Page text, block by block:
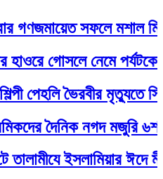
গণজমায়েত সফলে মশাল
হাওরে গোসলে নেমে
পেহলি ভৈরবীর মৃত্যুতে
দৈনিক নগদ মজুরি
তালামীযে ইসলামিয়ার ঈদে